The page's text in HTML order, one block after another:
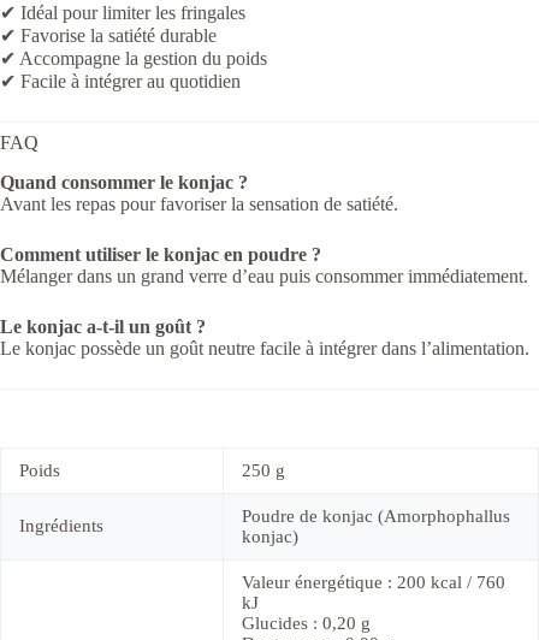
✔ Idéal pour limiter les fringales
✔ Favorise la satiété durable
✔ Accompagne la gestion du poids
✔ Facile à intégrer au quotidien
FAQ
Quand consommer le konjac ?
Avant les repas pour favoriser la sensation de satiété.
Comment utiliser le konjac en poudre ?
Mélanger dans un grand verre d’eau puis consommer immédiatement.
Le konjac a-t-il un goût ?
Le konjac possède un goût neutre facile à intégrer dans l’alimentation.
Poids 250 g
Ingrédients
Poudre de konjac (Amorphophallus
konjac)
Valeur énergétique : 200 kcal / 760
kJ
Glucides : 0,20 g